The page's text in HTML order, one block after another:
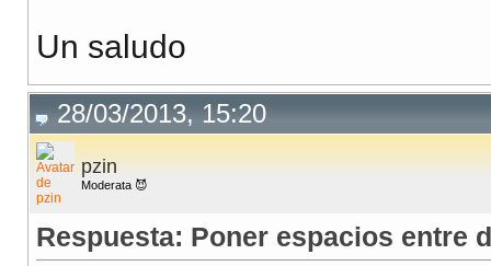
Un saludo
28/03/2013, 15:20
pzin
Moderata 😈
Respuesta: Poner espacios entre